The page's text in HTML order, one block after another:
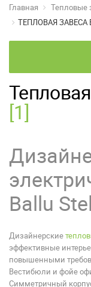
Главная Тепловые
ТЕПЛОВАЯ ЗАВЕСА
[1]
Ballu
Дизайнерские
эффективные
повышенными
Вестибюли и фойе
Симметричный